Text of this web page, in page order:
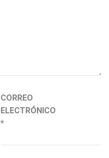
CORREO
ELECTRÓNICO
*